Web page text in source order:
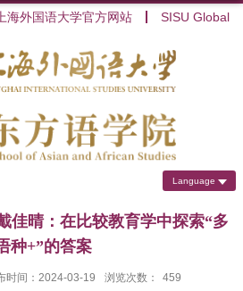
上海外国语大学官方网站 SISU Global
Language
佳晴：在比较教育学中探索“多
种+”的答案
时间：2024-03-19 浏览次数： 459